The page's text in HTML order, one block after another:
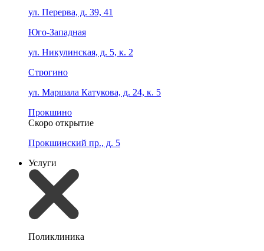
ул. Перерва, д. 39, 41
Юго-Западная
ул. Никулинская, д. 5, к. 2
Строгино
ул. Маршала Катукова, д. 24, к. 5
Прокшино
Скоро открытие
Прокшинский пр., д. 5
Услуги
Поликлиника